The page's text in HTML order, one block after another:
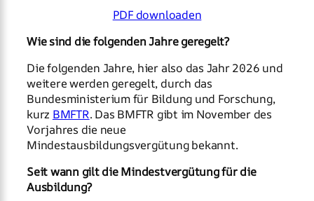
PDF downloaden
Wie sind die folgenden Jahre geregelt?
Die folgenden Jahre, hier also das Jahr 2026 und
weitere werden geregelt, durch das
Bundesministerium für Bildung und Forschung,
kurz BMFTR. Das BMFTR gibt im November des
Vorjahres die neue
Mindestausbildungsvergütung bekannt.
Seit wann gilt die Mindestvergütung für die
Ausbildung?